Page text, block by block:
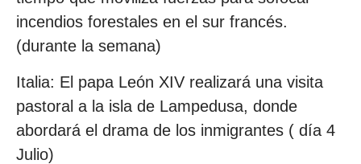
incendios forestales en el sur francés.
(durante la semana)
Italia: El papa León XIV realizará una visita
pastoral a la isla de Lampedusa, donde
abordará el drama de los inmigrantes ( día 4
Julio)